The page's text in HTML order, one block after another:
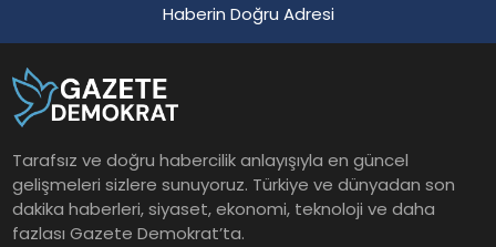
Haberin Doğru Adresi
Tarafsız ve doğru habercilik anlayışıyla en güncel
gelişmeleri sizlere sunuyoruz. Türkiye ve dünyadan son
dakika haberleri, siyaset, ekonomi, teknoloji ve daha
fazlası Gazete Demokrat’ta.